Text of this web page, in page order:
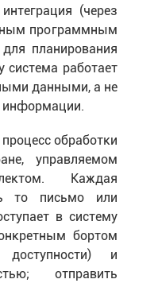
(через
программным
планирования
система работает
данными, а не
информации.
обработки
управляемом
Каждая
то письмо или
в систему
бортом
и
отправить